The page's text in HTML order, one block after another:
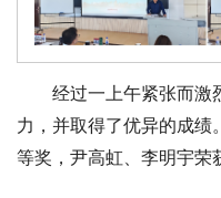
经过一 上午紧张而激
力，并取得了优异的成绩
等奖， 尹高虹 李明宇荣